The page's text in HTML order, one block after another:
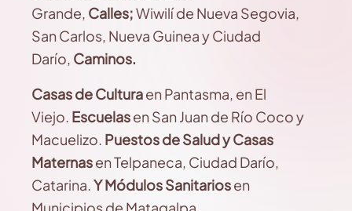
Grande, Calles;Wiwilí de Nueva Segovia,
San Carlos, Nueva Guinea y Ciudad
Darío, Caminos.
Casas de Culturaen Pantasma, en El
Viejo. Escuelasen San Juan de Río Coco y
Macuelizo. Puestos de Salud y Casas
Maternasen Telpaneca, Ciudad Darío,
Catarina.Y Módulos Sanitariosen